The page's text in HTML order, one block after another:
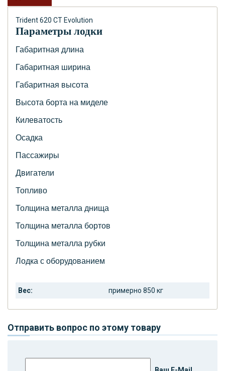
Trident 620 CT Evolution
Параметры лодки
Габаритная длина
Габаритная ширина
Габаритная высота
Высота борта на миделе
Килеватость
Осадка
Пассажиры
Двигатели
Топливо
Толщина металла днища
Толщина металла бортов
Толщина металла рубки
Лодка с оборудованием
Вес: примерно 850 кг
Отправить вопрос по этому товару